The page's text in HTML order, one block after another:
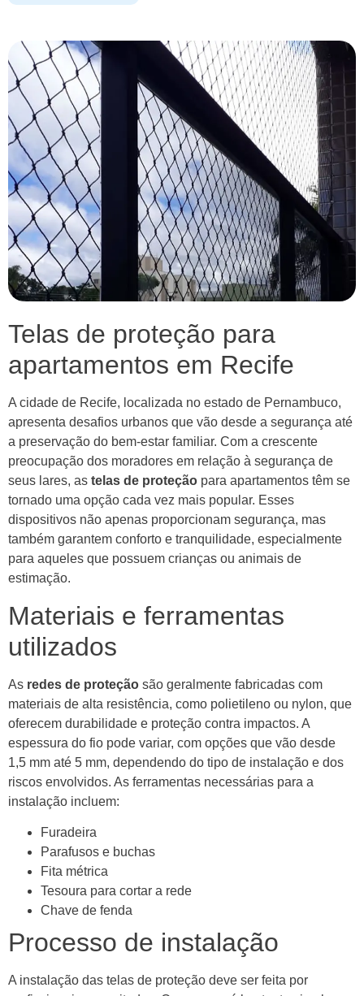
Telas de proteção para
apartamentos em Recife
A cidade de Recife, localizada no estado de Pernambuco,
apresenta desafios urbanos que vão desde a segurança até
a preservação do bem-estar familiar. Com a crescente
preocupação dos moradores em relação à segurança de
seus lares, as telas de proteção para apartamentos têm se
tornado uma opção cada vez mais popular. Esses
dispositivos não apenas proporcionam segurança, mas
também garantem conforto e tranquilidade, especialmente
para aqueles que possuem crianças ou animais de
estimação.
Materiais e ferramentas
utilizados
As redes de proteção são geralmente fabricadas com
materiais de alta resistência, como polietileno ou nylon, que
oferecem durabilidade e proteção contra impactos. A
espessura do fio pode variar, com opções que vão desde
1,5 mm até 5 mm, dependendo do tipo de instalação e dos
riscos envolvidos. As ferramentas necessárias para a
instalação incluem:
Furadeira
Parafusos e buchas
Fita métrica
Tesoura para cortar a rede
Chave de fenda
Processo de instalação
A instalação das telas de proteção deve ser feita por